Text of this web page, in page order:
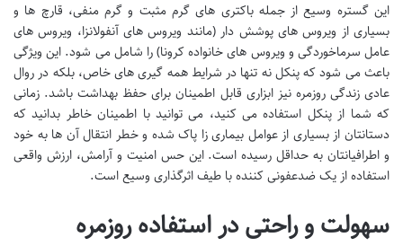
این گستره وسیع از جمله باکتری های گرم مثبت و گرم منفی، قارچ ها و
بسیاری از ویروس های پوشش دار (مانند ویروس های آنفولانزا، ویروس های
عامل سرماخوردگی و ویروس های خانواده کرونا) را شامل می شود. این ویژگی
باعث می شود که پنکل نه تنها در شرایط همه گیری های خاص، بلکه در روال
عادی زندگی روزمره نیز ابزاری قابل اطمینان برای حفظ بهداشت باشد. زمانی
که شما از پنکل استفاده می کنید، می توانید با اطمینان خاطر بدانید که
دستانتان از بسیاری از عوامل بیماری زا پاک شده و خطر انتقال آن ها به خود
و اطرافیانتان به حداقل رسیده است. این حس امنیت و آرامش، ارزش واقعی
استفاده از یک ضدعفونی کننده با طیف اثرگذاری وسیع است.
سهولت و راحتی در استفاده روزمره